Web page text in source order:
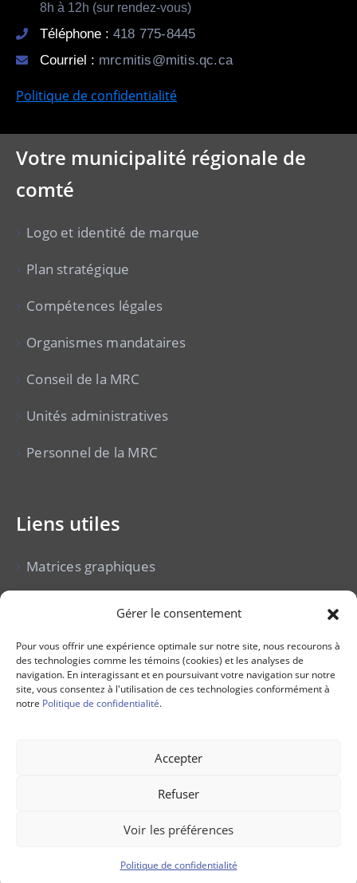
Gérer le consentement
Pour vous offrir une expérience optimale sur notre site, nous recourons à
des technologies comme les témoins (cookies) et les analyses de
navigation. En interagissant et en poursuivant votre navigation sur notre
site, vous consentez à l'utilisation de ces technologies conformément à
notre Politique de confidentialité.
Accepter
Refuser
Voir les préférences
Politique de confidentialité
8h à 12h (sur rendez-vous)
Téléphone : 418 775-8445
Courriel : mrcmitis@mitis.qc.ca
Politique de confidentialité
Votre municipalité régionale de
comté
Logo et identité de marque
Plan stratégique
Compétences légales
Organismes mandataires
Conseil de la MRC
Unités administratives
Personnel de la MRC
Liens utiles
Matrices graphiques
Vente pour non-paiement de taxes
Avis publics
Offres d’emploi